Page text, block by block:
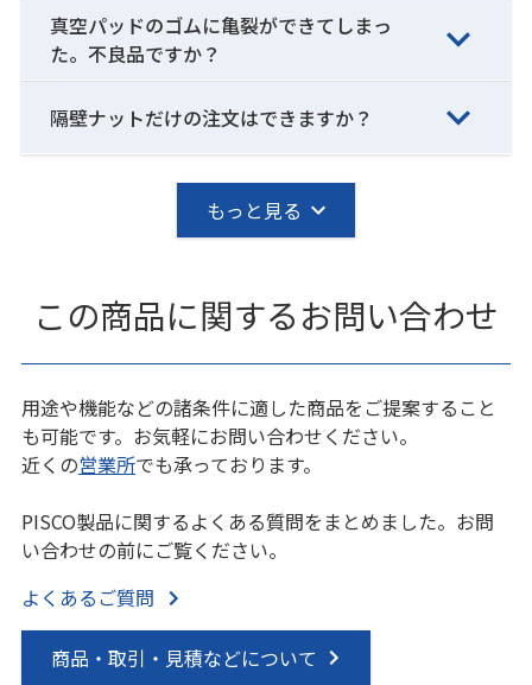
真空パッドのゴムに亀裂ができてしまっ
た。不良品ですか？
隔壁ナットだけの注文はできますか？
もっと見る
この商品に関するお問い合わせ
用途や機能などの諸条件に適した商品をご提案すること
も可能です。お気軽にお問い合わせください。
近くの営業所でも承っております。
PISCO製品に関するよくある質問をまとめました。お問
い合わせの前にご覧ください。
よくあるご質問
商品・取引・見積などについて